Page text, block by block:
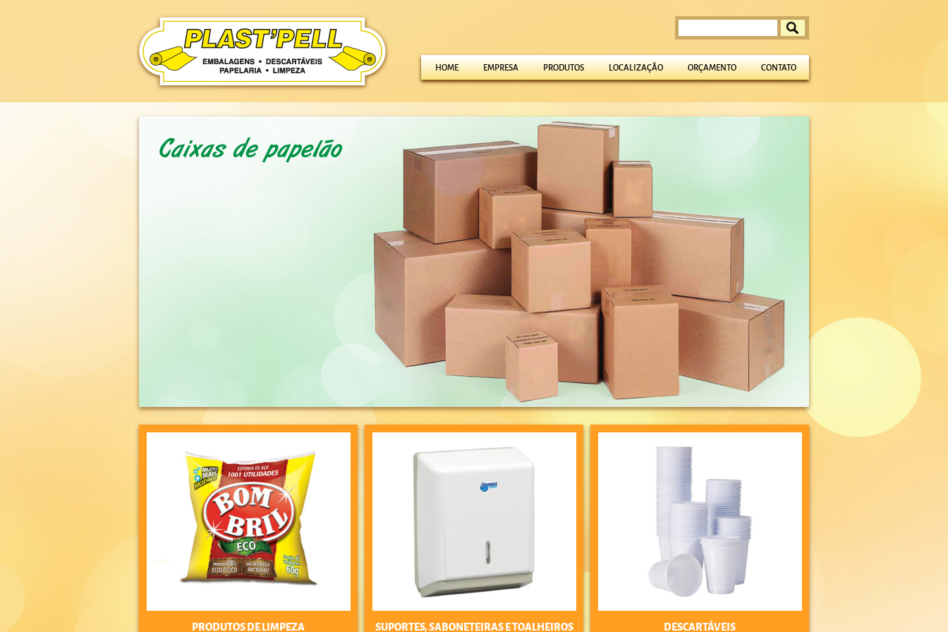
HOME EMPRESA PRODUTOS LOCALIZAÇÃO ORÇAMENTO CONTATO
PRODUTOS DE LIMPEZA SUPORTES, SABONETEIRAS E TOALHEIROS DESCARTÁVEIS